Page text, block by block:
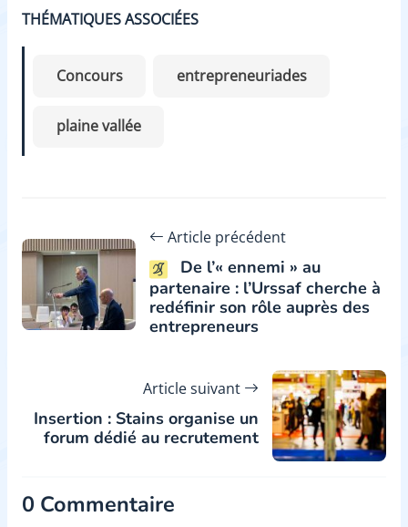
THÉMATIQUES ASSOCIÉES
Concours entrepreneuriades
plaine vallée
Article précédent
De l’« ennemi » au
partenaire : l’Urssaf cherche à
redéfinir son rôle auprès des
entrepreneurs
Article suivant
Insertion : Stains organise un
forum dédié au recrutement
0 Commentaire